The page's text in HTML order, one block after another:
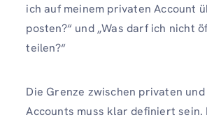
ich auf meinem privaten Account
posten?“ und „Was darf ich nicht
teilen?“
Die Grenze zwischen privaten
Accounts muss klar definiert sein.